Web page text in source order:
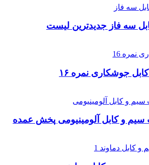
سه فاز جدیدترین لیست
جوشکاری نمره ۱۶
و کابل آلومینیومی پخش عمده